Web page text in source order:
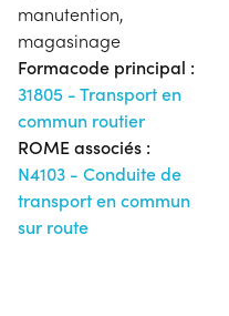
manutention,
magasinage
Formacode principal :
31805 - Transport en
commun routier
ROME associés :
N4103 - Conduite de
transport en commun
sur route